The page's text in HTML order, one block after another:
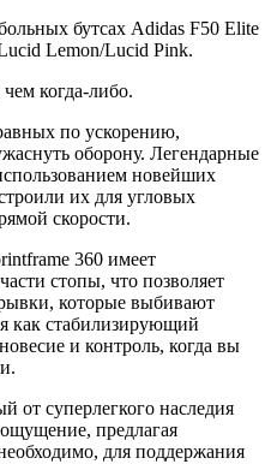
бутсах Adidas F50 Elite
Lemon/Lucid Pink.
когда-либо.
по ускорению,
оборону. Легендарные
новейших
их для угловых
скорости.
360 ​​имеет
стопы, что позволяет
которые выбивают
как стабилизирующий
и контроль, когда вы
от суперлегкого наследия
предлагая
для поддержания